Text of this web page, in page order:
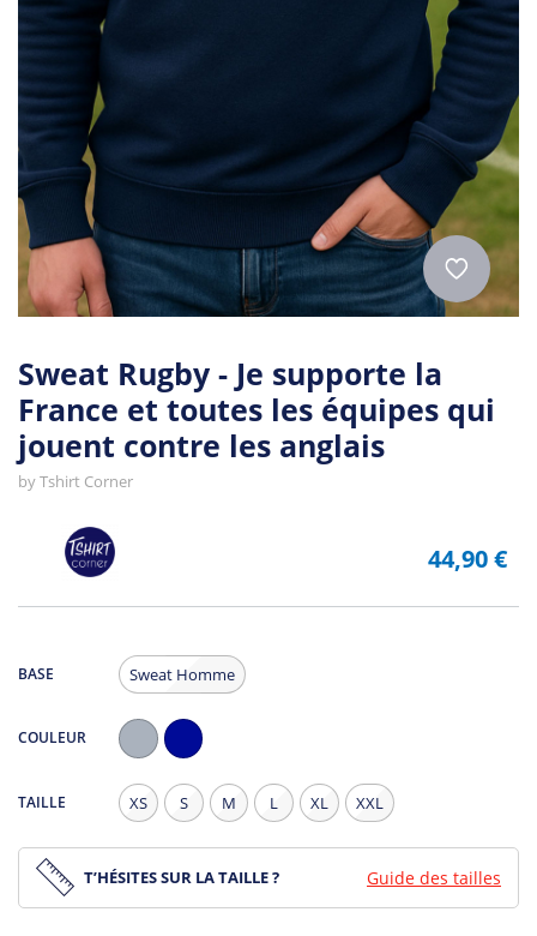
Sweat Rugby - Je supporte la
France et toutes les équipes qui
jouent contre les anglais
byTshirt Corner
44,90 €
BASE Sweat Homme
COULEUR
Chiné
TAILLE XS S M L XL XXL
T’HÉSITES SUR LA TAILLE ? Guide des tailles